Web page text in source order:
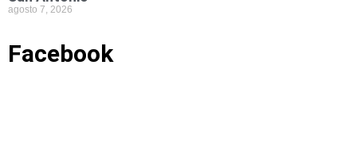
agosto 7, 2026
Facebook